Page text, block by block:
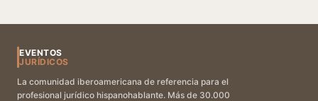
EVENTOS
JURÍDICOS
La comunidad iberoamericana de referencia para el
profesional jurídico hispanohablante. Más de 30.000